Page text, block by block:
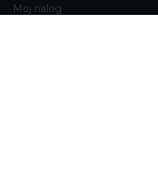
Moj nalog